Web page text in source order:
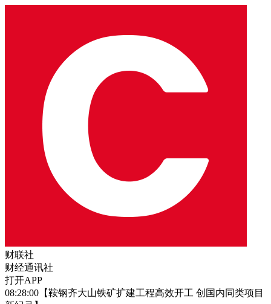
财联社
财经通讯社
打开APP
08:28:00【鞍钢齐大山铁矿扩建工程高效开工 创国内同类项目